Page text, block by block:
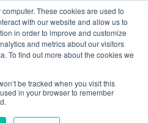
These cookies are used to
with our website and allow us to
in order to improve and customize
and metrics about our visitors
To find out more about the cookies we
be tracked when you visit this
in your browser to remember
Acceso / Registro